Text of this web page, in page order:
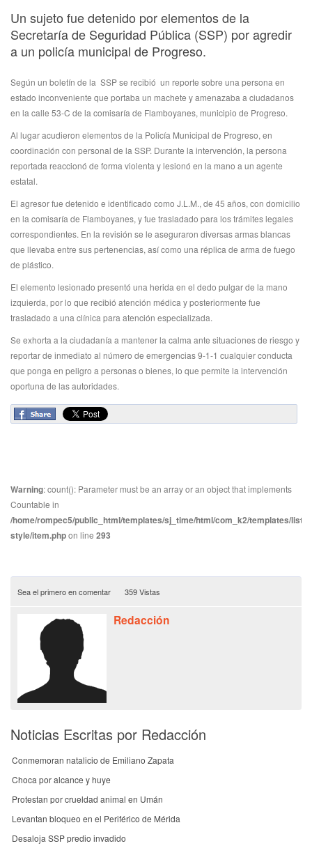
Un sujeto fue detenido por elementos de la
Secretaría de Seguridad Pública (SSP) por agredir
a un policía municipal de Progreso.
Según un boletín de la SSP se recibió un reporte sobre una persona en
estado inconveniente que portaba un machete y amenazaba a ciudadanos
en la calle 53-C de la comisaría de Flamboyanes, municipio de Progreso.
Al lugar acudieron elementos de la Policía Municipal de Progreso, en
coordinación con personal de la SSP. Durante la intervención, la persona
reportada reaccionó de forma violenta y lesionó en la mano a un agente
estatal.
El agresor fue detenido e identificado como J.L.M., de 45 años, con domicilio
en la comisaría de Flamboyanes, y fue trasladado para los trámites legales
correspondientes. En la revisión se le aseguraron diversas armas blancas
que llevaba entre sus pertenencias, así como una réplica de arma de fuego
de plástico.
El elemento lesionado presentó una herida en el dedo pulgar de la mano
izquierda, por lo que recibió atención médica y posteriormente fue
trasladado a una clínica para atención especializada.
Se exhorta a la ciudadanía a mantener la calma ante situaciones de riesgo y
reportar de inmediato al número de emergencias 9-1-1 cualquier conducta
que ponga en peligro a personas o bienes, lo que permite la intervención
oportuna de las autoridades.
Warning: count(): Parameter must be an array or an object that implements
Countable in
/home/rompec5/public_html/templates/sj_time/html/com_k2/templates/
style/item.phpon line 293
Sea el primero en comentar 359 Vistas
Redacción
Noticias Escritas por Redacción
Conmemoran natalicio de Emiliano Zapata
Choca por alcance y huye
Protestan por crueldad animal en Umán
Levantan bloqueo en el Periférico de Mérida
Desaloja SSP predio invadido